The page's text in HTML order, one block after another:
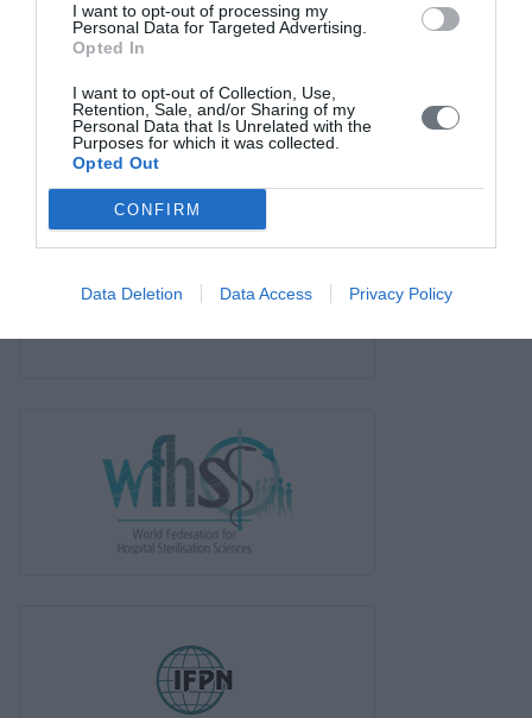
I want to opt-out of processing my
Personal Data for Targeted Advertising.
Opted In
I want to opt-out of Collection, Use,
Retention, Sale, and/or Sharing of my
Personal Data that Is Unrelated with the
Purposes for which it was collected.
Opted Out
CONFIRM
Data Deletion Data Access Privacy Policy
Σύνδεσμοι
Επικοινωνία